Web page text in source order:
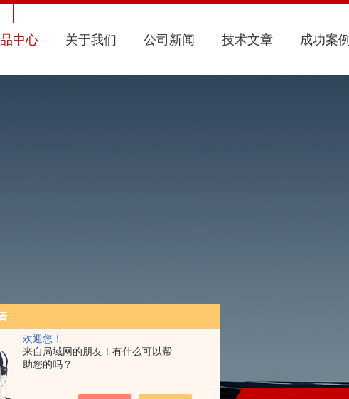
欢迎您！
来自局域网的朋友！有什么可以帮
助您的吗？
中心 关于我们 公司新闻 技术文章 成功案例